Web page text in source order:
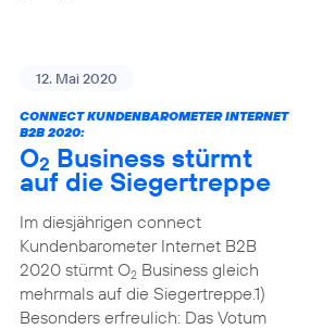
12. Mai 2020
CONNECT KUNDENBAROMETER INTERNET
B2B 2020:
O2 Business stürmt
auf die Siegertreppe
Im diesjährigen connect
Kundenbarometer Internet B2B
2020 stürmt O2Business gleich
mehrmals auf die Siegertreppe.1)
Besonders erfreulich: Das Votum